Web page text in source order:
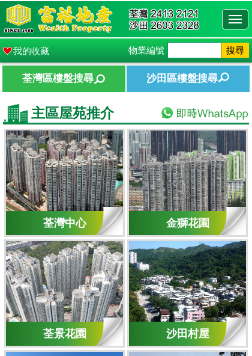
我的收藏 物業編號 搜尋
荃灣區樓盤搜尋 沙田區樓盤搜尋
主區屋苑推介
荃灣中心
荃景花園
金獅花園
沙田村屋